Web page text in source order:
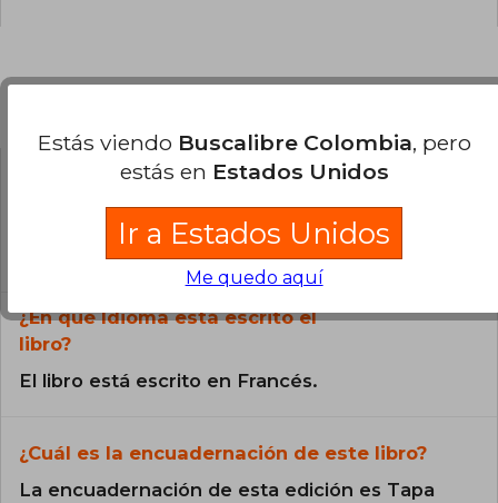
Todos los libros de nuestro
catálogo son Originales.
¿En qué Idioma está escrito el
libro?
El libro está escrito en Francés.
¿Cuál es la encuadernación de este libro?
La encuadernación de esta edición es Tapa
Estás viendo Buscalibre Colombia, pero
estás en Estados Unidos
Ir a Estados Unidos
Me quedo aquí